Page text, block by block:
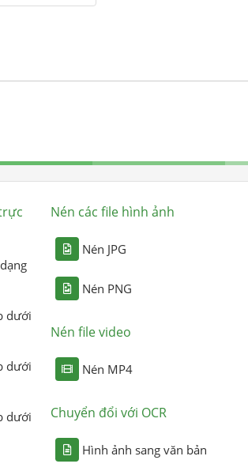
dưới
dưới
dưới
Nén các file hình ảnh
Nén JPG
Nén PNG
Nén file video
Nén MP4
Chuyển đổi với OCR
Hình ảnh sang văn bản